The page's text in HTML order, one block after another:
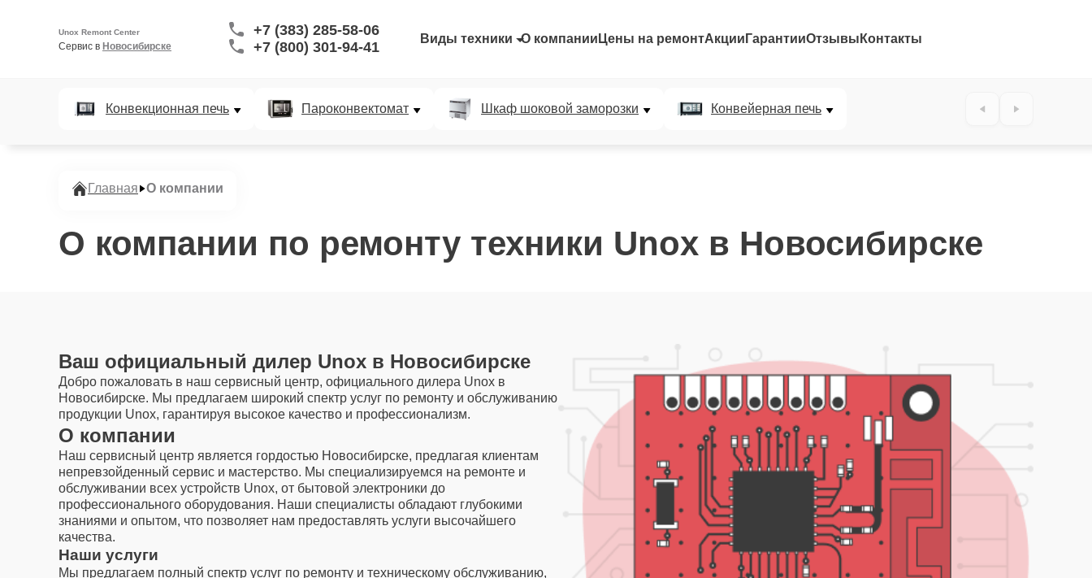
Unox Remont Center
Сервис в Новосибирске
+7 (383) 285-58-06
+7 (800) 301-94-41
Виды техники О компании Цены на ремонтАкции ГарантииОтзывы Контакты
Конвекционная печь Пароконвектомат Шкаф шоковой заморозки Конвейерная печь
Главная О компании
О компании по ремонту техники Unox в Новосибирске
Ваш официальный дилер Unox в Новосибирске
Добро пожаловать в наш сервисный центр, официального дилера Unox в
Новосибирске. Мы предлагаем широкий спектр услуг по ремонту и обслуживанию
продукции Unox, гарантируя высокое качество и профессионализм.
О компании
Наш сервисный центр является гордостью Новосибирске, предлагая клиентам
непревзойденный сервис и мастерство. Мы специализируемся на ремонте и
обслуживании всех устройств Unox, от бытовой электроники до
профессионального оборудования. Наши специалисты обладают глубокими
знаниями и опытом, что позволяет нам предоставлять услуги высочайшего
качества.
Наши услуги
Мы предлагаем полный спектр услуг по ремонту и техническому обслуживанию,